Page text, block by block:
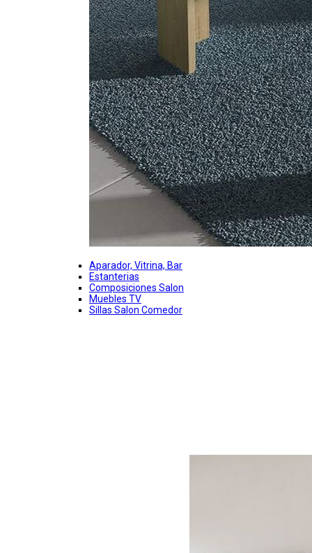
Aparador, Vitrina, Bar
Estanterias
Composiciones Salon
Muebles TV
Sillas Salon Comedor